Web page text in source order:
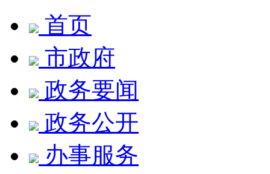
首页
市政府
政务要闻
政务公开
办事服务